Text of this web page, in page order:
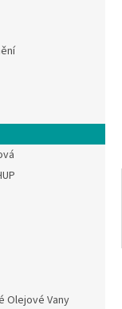
Olejové Vany